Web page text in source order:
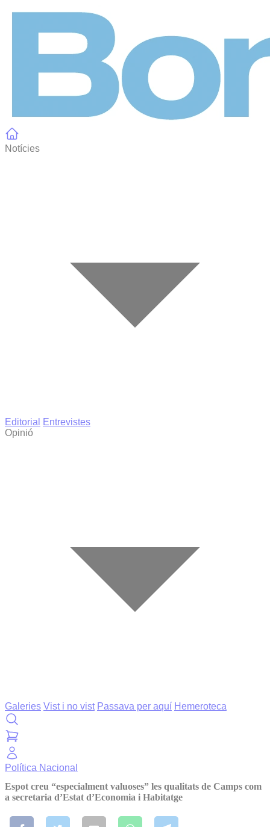
Notícies
Editorial
Entrevistes
Opinió
Galeries Vist i no vist Passava per aquí Hemeroteca
Política Nacional
Espot creu “especialment valuoses” les qualitats de Camps com
a secretaria d’Estat d’Economia i Habitatge